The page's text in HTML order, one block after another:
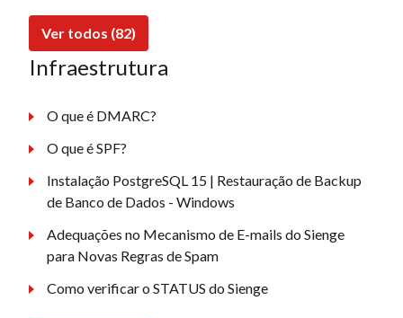
Ver todos (82)
Infraestrutura
O que é DMARC?
O que é SPF?
Instalação PostgreSQL 15 | Restauração de Backup
de Banco de Dados - Windows
Adequações no Mecanismo de E-mails do Sienge
para Novas Regras de Spam
Como verificar o STATUS do Sienge